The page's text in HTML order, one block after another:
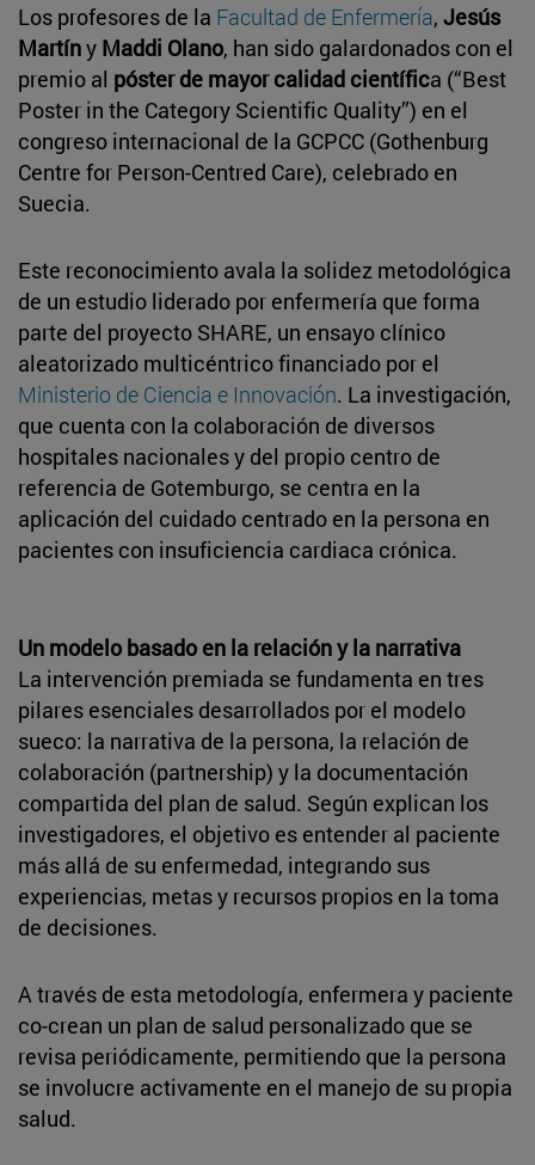
Los profesores de la Facultad de Enfermería, Jesús
Martíny Maddi Olano, han sido galardonados con el
premio al póster de mayor calidad científica (“Best
Poster in the Category Scientific Quality”) en el
congreso internacional de la GCPCC (Gothenburg
Centre for Person-Centred Care), celebrado en
Suecia.
Este reconocimiento avala la solidez metodológica
de un estudio liderado por enfermería que forma
parte del proyecto SHARE, un ensayo clínico
aleatorizado multicéntrico financiado por el
Ministerio de Ciencia e Innovación. La investigación,
que cuenta con la colaboración de diversos
hospitales nacionales y del propio centro de
referencia de Gotemburgo, se centra en la
aplicación del cuidado centrado en la persona en
pacientes con insuficiencia cardiaca crónica.
Un modelo basado en la relación y la narrativa
La intervención premiada se fundamenta en tres
pilares esenciales desarrollados por el modelo
sueco: la narrativa de la persona, la relación de
colaboración (partnership) y la documentación
compartida del plan de salud. Según explican los
investigadores, el objetivo es entender al paciente
más allá de su enfermedad, integrando sus
experiencias, metas y recursos propios en la toma
de decisiones.
A través de esta metodología, enfermera y paciente
co-crean un plan de salud personalizado que se
revisa periódicamente, permitiendo que la persona
se involucre activamente en el manejo de su propia
salud.